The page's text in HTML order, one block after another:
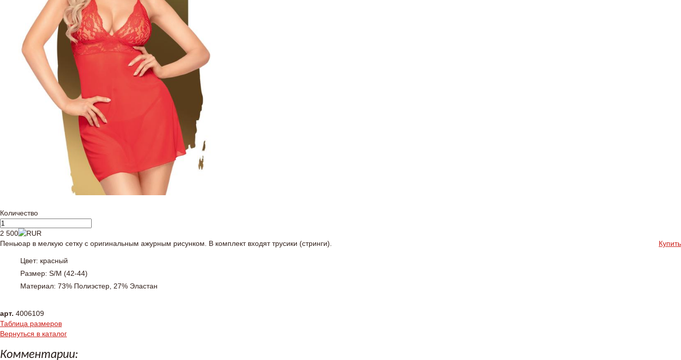
Количество
2 500
Купить
Пеньюар в мелкую сетку с оригинальным ажурным рисунком. В комплект входят трусики (стринги).
Цвет: красный
Размер: S/M (42-44)
Материал: 73% Полиэстер, 27% Эластан
арт. 4006109
Таблица размеров
Вернуться в каталог
Комментарии: